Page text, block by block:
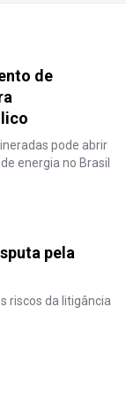
de
pode abrir
energia no Brasil
pela
riscos da litigância